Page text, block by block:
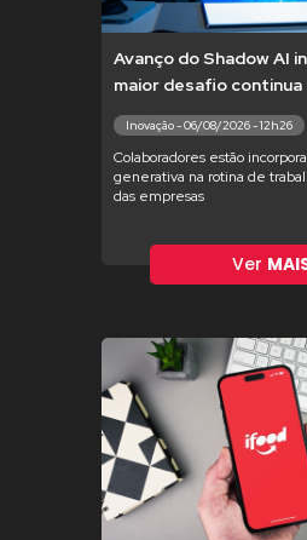
Avanço do Shadow AI
maior desafio continua
Inovação - 06/08/2026 - 12h26
Colaboradores estão
generativa na rotina de
das empresas
Ver